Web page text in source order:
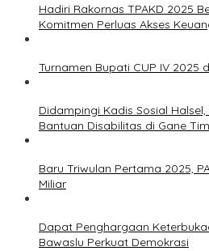
Hadiri Rakornas TPAKD 2025
Komitmen Perluas Akses
Turnamen Bupati CUP IV 2025
Didampingi Kadis Sosial
Bantuan Disabilitas di Gane
Baru Triwulan Pertama 2025,
Miliar
Dapat Penghargaan
Bawaslu Perkuat Demokrasi